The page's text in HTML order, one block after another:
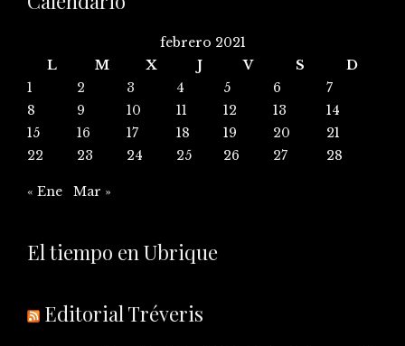
febrero 2021
L
M X J V S
D
1
2 3 4 5 6
7
8
9 10 11 12 13
14
15
16 17 18 19 20
21
22
23 24 25 26 27 28
« Ene Mar »
El tiempo en Ubrique
Editorial Tréveris